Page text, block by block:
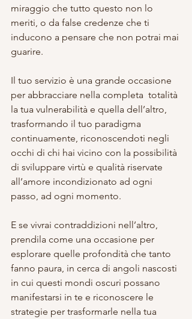
miraggio che tutto questo non lo
meriti, o da false credenze che ti
inducono a pensare che non potrai mai
guarire.
Il tuo servizio è una grande occasione
per abbracciare nella completa  totalità
la tua vulnerabilità e quella dell’altro,
trasformando il tuo paradigma
continuamente, riconoscendoti negli
occhi di chi hai vicino con la possibilità
di sviluppare virtù e qualità riservate
all’amore incondizionato ad ogni
passo, ad ogni momento.
E se vivrai contraddizioni nell’altro,
prendila come una occasione per
esplorare quelle profondità che tanto
fanno paura, in cerca di angoli nascosti
in cui questi mondi oscuri possano
manifestarsi in te e riconoscere le
strategie per trasformarle nella tua